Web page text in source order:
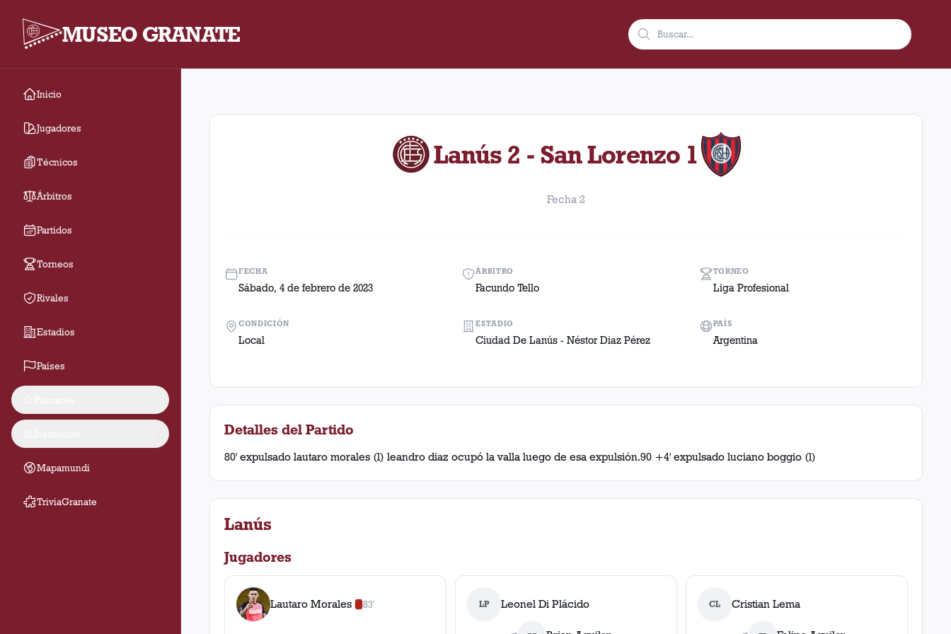
MUSEO GRANATE
Inicio
Jugadores
Técnicos
Árbitros
Partidos
Torneos
Rivales
Estadios
Países
Mapamundi
TriviaGranate
Fecha 2. Partido entre Lanús y San Lorenzo disputado el Sábado, 4 de febrero de 2023 en condición de local en el estadio Ciudad De Lanús -
Lanús 2 - San Lorenzo 1
Fecha 2
FECHA
Sábado, 4 de febrero de 2023
ÁRBITRO
Facundo Tello
TORNEO
Liga Profesional
CONDICIÓN
Local
ESTADIO
Ciudad De Lanús - Néstor Diaz Pérez
PAÍS
Argentina
Detalles del Partido
80' expulsado lautaro morales (l) leandro diaz ocupó la valla luego de esa expulsión.90 +4' expulsado luciano boggio (l)
Lanús
Jugadores
Lautaro Morales 83'
0amarilla
LP Leonel Di Plácido CL Cristian Lema